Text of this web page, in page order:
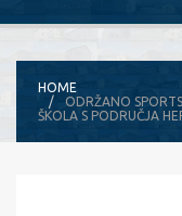
HOME
ODRŽANO
ŠKOLA S PODRUČJA